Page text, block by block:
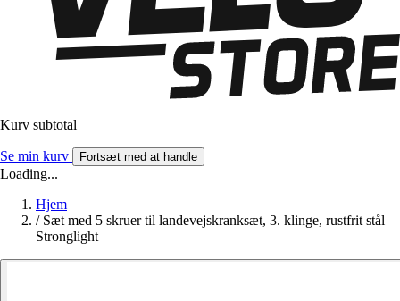
Kurv subtotal
Se min kurv Fortsæt med at handle
Loading...
Hjem
/ Sæt med 5 skruer til landevejskranksæt, 3. klinge, rustfrit stål
Stronglight